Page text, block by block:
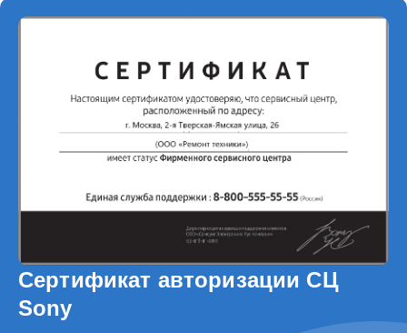
Сертификат авторизации СЦ
Sony